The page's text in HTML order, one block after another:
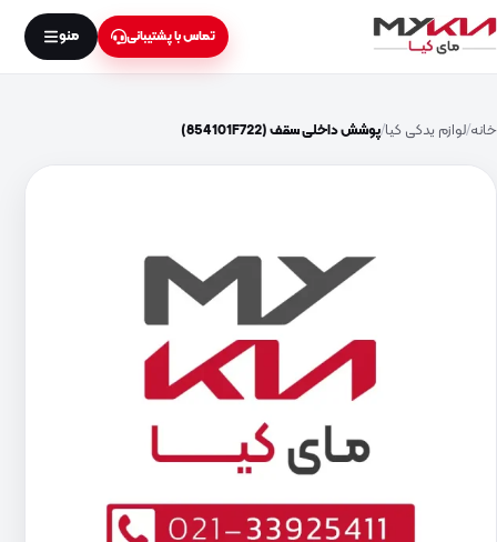
تماس با پشتیبانی منو
خانه لوازم یدکی کیا پوشش داخلی سقف (854101F722)